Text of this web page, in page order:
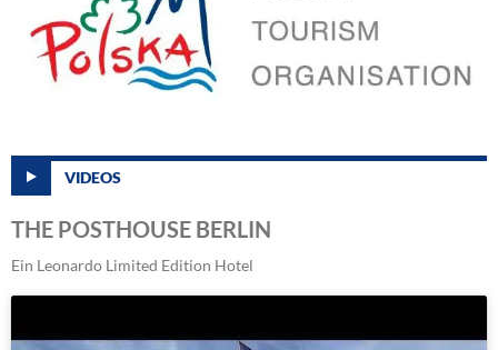
VIDEOS
THE POSTHOUSE BERLIN
Ein Leonardo Limited Edition Hotel